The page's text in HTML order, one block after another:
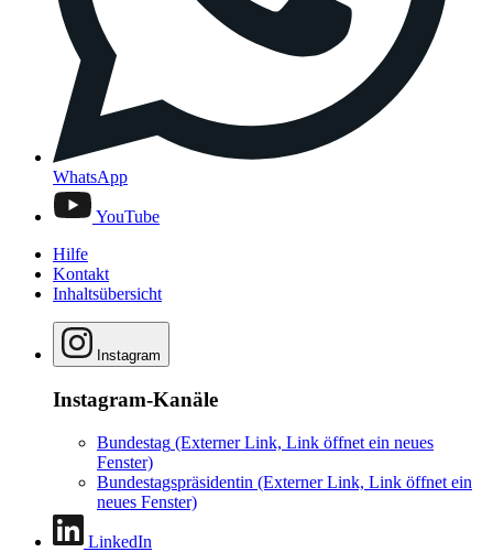
WhatsApp
YouTube
Hilfe
Kontakt
Inhaltsübersicht
Instagram
Instagram-Kanäle
Bundestag (Externer Link, Link öffnet ein neues
Fenster)
Bundestagspräsidentin (Externer Link, Link öffnet ein
neues Fenster)
LinkedIn